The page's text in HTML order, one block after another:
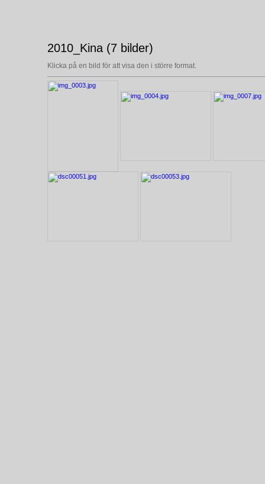
2010_Kina (7 bilder)
Klicka på en bild för att visa den i större format.